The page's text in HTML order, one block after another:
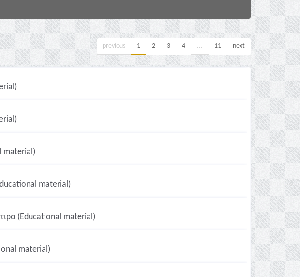
previous 1 2 3 4 ... 11 next
material)
material)
(Educational material)
material)